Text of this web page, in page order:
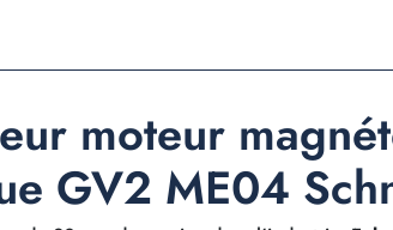
moteur
GV2 ME04